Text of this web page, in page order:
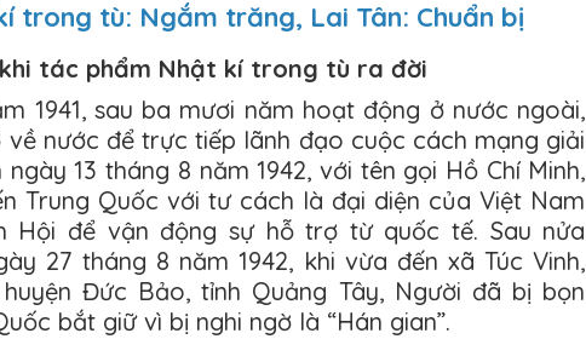
trong tù: Ngắm trăng, Lai Tân: Chuẩn bị
khi tác phẩm Nhật kí trong tù ra đời
1941, sau ba mươi năm hoạt động ở nước ngoài,
về nước để trực tiếp lãnh đạo cuộc cách mạng giải
13 tháng 8 năm 1942, với tên gọi Hồ Chí Minh,
Trung Quốc với tư cách là đại diện của Việt Nam
Hội để vận động sự hỗ trợ từ quốc tế. Sau nửa
27 tháng 8 năm 1942, khi vừa đến xã Túc Vinh,
Đức Bảo, tỉnh Quảng Tây, Người đã bị bọn
bắt giữ vì bị nghi ngờ là “Hán gian”.